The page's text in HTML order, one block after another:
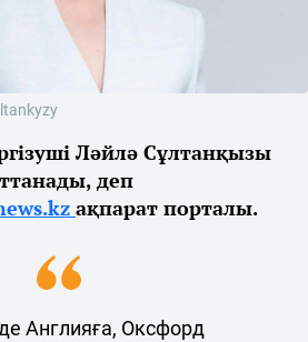
Ләйлә Сұлтанқызы
деп
ақпарат порталы.
Англияға, Оксфорд